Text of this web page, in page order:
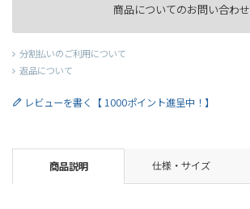
商品についてのお問い合わせ
分割払いのご利用について
返品について
レビューを書く【 1000ポイント進呈中！】
商品説明 仕様・サイズ